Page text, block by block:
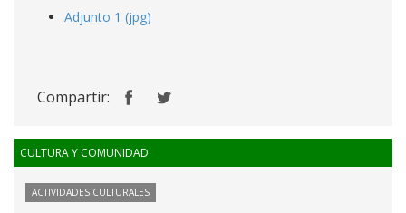
Adjunto 1 (jpg)
Compartir:
CULTURA Y COMUNIDAD
ACTIVIDADES CULTURALES